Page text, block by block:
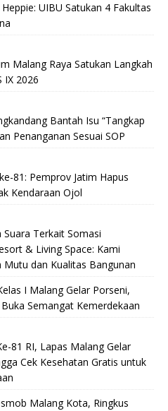
UIBU Satukan 4 Fakultas
Malang Raya Satukan Langkah
IX 2026
Bantah Isu “Tangkap
Penanganan Sesuai SOP
81: Pemprov Jatim Hapus
Kendaraan Ojol
Suara Terkait Somasi
& Living Space: Kami
dan Kualitas Bangunan
I Malang Gelar Porseni,
Semangat Kemerdekaan
81 RI, Lapas Malang Gelar
Cek Kesehatan Gratis untuk
Malang Kota, Ringkus